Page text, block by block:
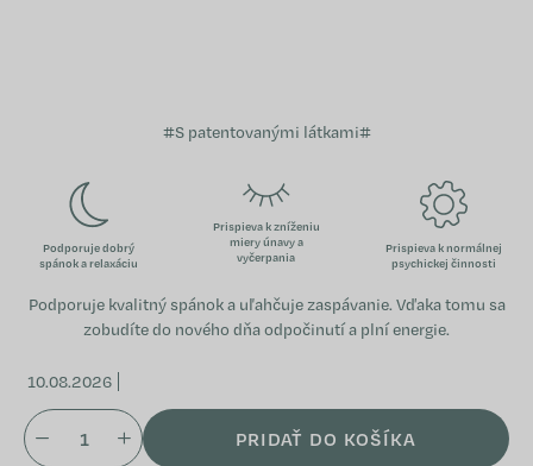
#S patentovanými látkami#
Podporuje dobrý
spánok a relaxáciu
Prispieva k zníženiu
miery únavy a
vyčerpania
Prispieva k normálnej
psychickej činnosti
Podporuje kvalitný spánok a uľahčuje zaspávanie. Vďaka tomu sa
zobudíte do nového dňa odpočinutí a plní energie.
10.08.2026
PRIDAŤ DO KOŠÍKA